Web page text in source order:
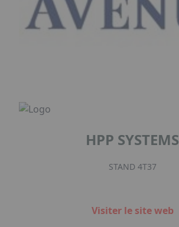
HPP SYSTEMS
STAND 4T37
Visiter le site web